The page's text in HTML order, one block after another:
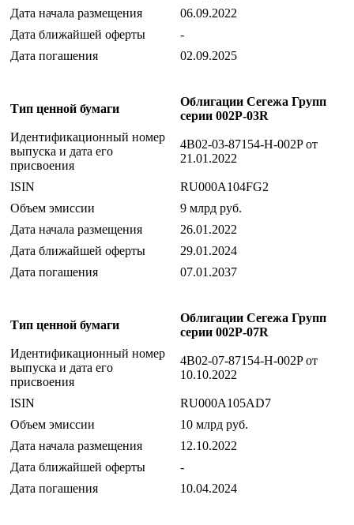
Дата начала размещения
06.09.2022
Дата ближайшей оферты
-
Дата погашения
02.09.2025
Тип ценной бумаги
Облигации Сегежа Групп
серии 002P-03R
Идентификационный номер
выпуска и дата его
присвоения
4B02-03-87154-H-002P от
21.01.2022
ISIN
RU000A104FG2
Объем эмиссии
9 млрд руб.
Дата начала размещения
26.01.2022
Дата ближайшей оферты
29.01.2024
Дата погашения
07.01.2037
Тип ценной бумаги
Облигации Сегежа Групп
серии 002P-07R
Идентификационный номер
выпуска и дата его
присвоения
4B02-07-87154-H-002P от
10.10.2022
ISIN
RU000A105AD7
Объем эмиссии
10 млрд руб.
Дата начала размещения
12.10.2022
Дата ближайшей оферты
-
Дата погашения
10.04.2024